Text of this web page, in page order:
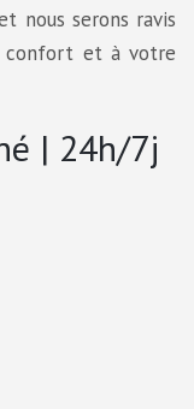
nous serons ravis
confort et à votre
| 24h/7j